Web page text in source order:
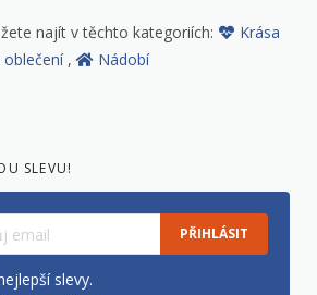
najít v těchto kategoriích:
Krása
oblečení , Nádobí
SLEVU!
PŘIHLÁSIT
slevy.